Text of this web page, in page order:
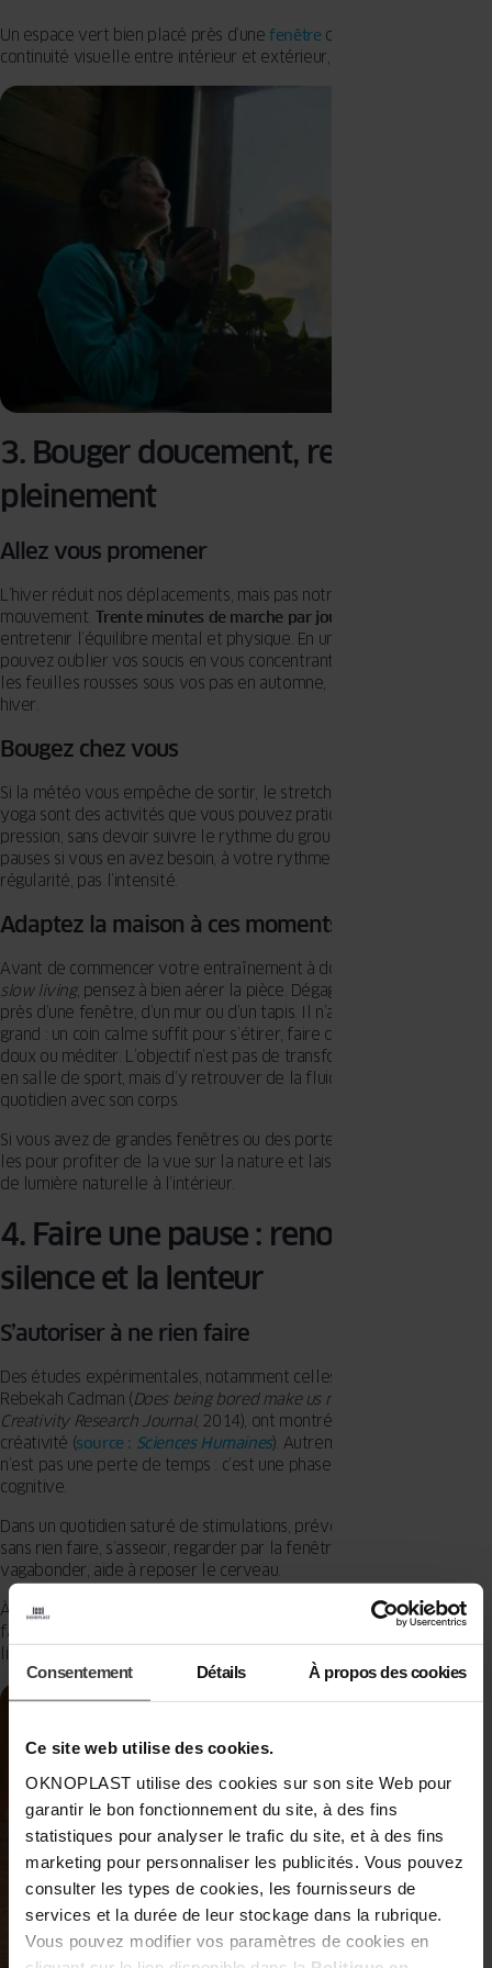
Consentement Détails À propos des cookies
Ce site web utilise des cookies.
OKNOPLAST utilise des cookies sur son site Web pour
garantir le bon fonctionnement du site, à des fins
statistiques pour analyser le trafic du site, et à des fins
marketing pour personnaliser les publicités. Vous pouvez
consulter les types de cookies, les fournisseurs de
services et la durée de leur stockage dans la rubrique.
Vous pouvez modifier vos paramètres de cookies en
Un espace vert bien placé près d’unefenêtreou d’une baie crée une
continuité visuelle entre intérieur et extérieur, même en ville.
3. Bouger doucement, respirer
pleinement
Allez vous promener
L’hiver réduit nos déplacements, mais pas notre besoin de
mouvement. Trente minutes de marche par jour
entretenir l’équilibre mental et physique. En une demi-heure, vous
pouvez oublier vos soucis en vous concentrant sur l’instant présent :
les feuilles rousses sous vos pas en automne, la neige crissante en
hiver.
Bougez chez vous
Si la météo vous empêche de sortir, le stretching, les pilates ou le
yoga sont des activités que vous pouvez pratiquer chez vous. Sans
pression, sans devoir suivre le rythme du groupe, en faisant des
pauses si vous en avez besoin, à votre rythme. L’important est la
régularité, pas l’intensité.
Adaptez la maison à ces moments de détente
Avant de commencer votre entraînement à domicile dans un esprit
slow living, pensez à bien aérer la pièce. Dégagez un espace libre
près d’une fenêtre, d’un mur ou d’un tapis. Il n’a pas besoin d’être
grand : un coin calme suffit pour s’étirer, faire quelques mouvements
doux ou méditer. L’objectif n’est pas de transformer votre intérieur
en salle de sport, mais d’y retrouver de la fluidité et un contact
quotidien avec son corps.
Si vous avez de grandes fenêtres ou des portes-fenêtres, ouvrez-
les pour profiter de la vue sur la nature et laisser entrer davantage
de lumière naturelle à l’intérieur.
4. Faire une pause : renouer avec le
silence et la lenteur
S’autoriser à ne rien faire
Des études expérimentales, notamment celles de Sandi Mann et
Rebekah Cadman (Does being bored make us more creative ?
Creativity Research Journal, 2014), ont montré que l’ennui stimule la
créativité (source : Sciences Humaines). Autrement dit, s’ennuyer
n’est pas une perte de temps : c’est une phase de régénération
cognitive.
Dans un quotidien saturé de stimulations, prévoir quelques minutes
sans rien faire, s’asseoir, regarder par la fenêtre, laisser son esprit
vagabonder, aide à reposer le cerveau.
À ceux qui ont du mal à se reposer sans but, il est recommandé de
faire une
suffisent pour réduire le stress et
libérer l’esprit des pensées envahissantes.